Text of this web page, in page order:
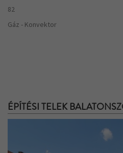
82
Gáz - Konvektor
ÉPÍTÉSI TELEK